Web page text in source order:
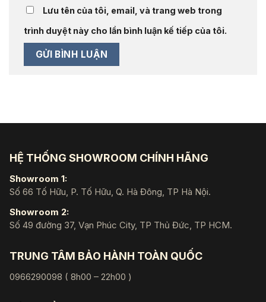
Lưu tên của tôi, email, và trang web trong
trình duyệt này cho lần bình luận kế tiếp của tôi.
HỆ THỐNG SHOWROOM CHÍNH HÃNG
Showroom 1:
Số 66 Tố Hữu, P. Tố Hữu, Q. Hà Đông, TP Hà Nội.
Showroom 2:
Số 49 đường 37, Vạn Phúc City, TP Thủ Đức, TP HCM.
TRUNG TÂM BẢO HÀNH TOÀN QUỐC
0966290098 ( 8h00 – 22h00 )